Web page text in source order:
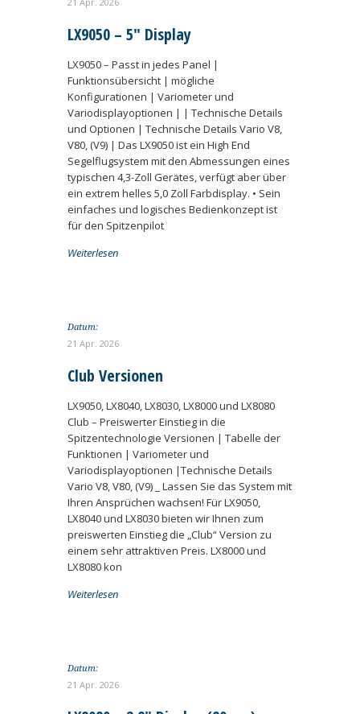
LX9050 – 5″ Display
LX9050 – Passt in jedes Panel |
Funktionsübersicht | mögliche
Konfigurationen | Variometer und
Variodisplayoptionen | | Technische Details
und Optionen | Technische Details Vario V8,
V80, (V9) | Das LX9050 ist ein High End
Segelflugsystem mit den Abmessungen eines
typischen 4,3-Zoll Gerätes, verfügt aber über
ein extrem helles 5,0 Zoll Farbdisplay. • Sein
einfaches und logisches Bedienkonzept ist
für den Spitzenpilot
Weiterlesen
Datum:
21 Apr. 2026
Club Versionen
LX9050, LX8040, LX8030, LX8000 und LX8080
Club – Preiswerter Einstieg in die
Spitzentechnologie Versionen | Tabelle der
Funktionen | Variometer und
Variodisplayoptionen |Technische Details
Vario V8, V80, (V9) _ Lassen Sie das System mit
Ihren Ansprüchen wachsen! Für LX9050,
LX8040 und LX8030 bieten wir Ihnen zum
preiswerten Einstieg die „Club“ Version zu
einem sehr attraktiven Preis. LX8000 und
LX8080 kon
Weiterlesen
Datum:
21 Apr. 2026